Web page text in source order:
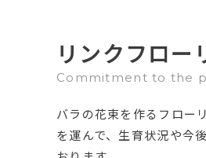
リンクフロー
Commitment to the
バラの花束を作るフロー
を運んで、生育状況や今